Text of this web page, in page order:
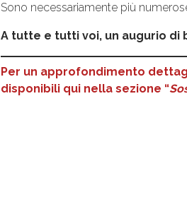
Sono necessariamente più
A tutte e tutti voi, un augurio di
Per un approfondimento
disponibili qui nella sezione “